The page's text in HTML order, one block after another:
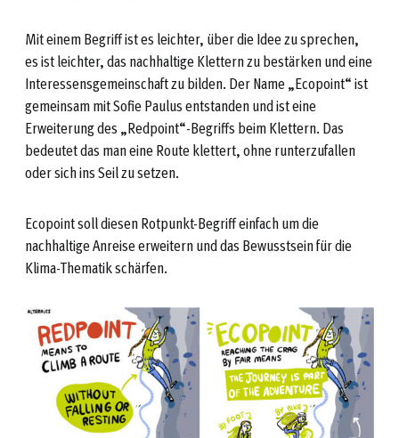
Mit einem Begriff ist es leichter, über die Idee zu sprechen,
es ist leichter, das nachhaltige Klettern zu bestärken und eine
Interessensgemeinschaft zu bilden. Der Name „Ecopoint“ ist
gemeinsam mit Sofie Paulus entstanden und ist eine
Erweiterung des „Redpoint“-Begriffs beim Klettern. Das
bedeutet das man eine Route klettert, ohne runterzufallen
oder sich ins Seil zu setzen.
Ecopoint soll diesen Rotpunkt-Begriff einfach um die
nachhaltige Anreise erweitern und das Bewusstsein für die
Klima-Thematik schärfen.